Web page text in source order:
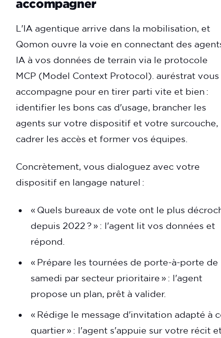
accompagner
L'IA agentique arrive dans la mobilisation, et
Qomon ouvre la voie en connectant des
IA à vos données de terrain via le protocole
MCP (Model Context Protocol). auréstrat vous
accompagne pour en tirer parti vite et bien :
identifier les bons cas d'usage, brancher les
agents sur votre dispositif et votre surcouche,
cadrer les accès et former vos équipes.
Concrètement, vous dialoguez avec votre
dispositif en langage naturel :
« Quels bureaux de vote ont le plus
depuis 2022 ? » : l'agent lit vos données et
répond.
« Prépare les tournées de porte-à-porte de
samedi par secteur prioritaire » : l'agent
propose un plan, prêt à valider.
« Rédige le message d'invitation adapté à
quartier » : l'agent s'appuie sur votre récit